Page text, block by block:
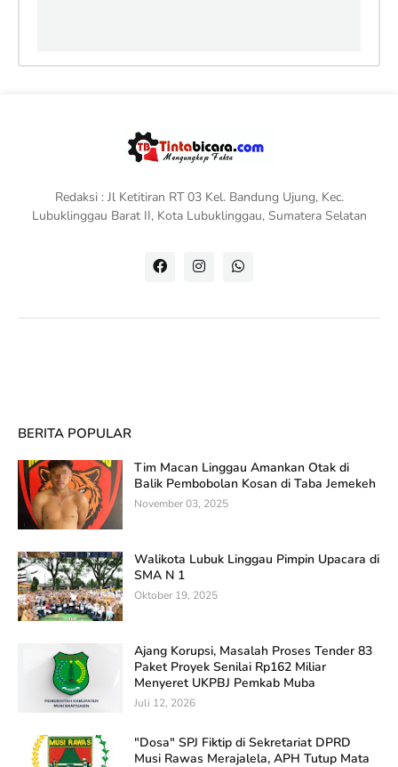
Redaksi : Jl Ketitiran RT 03 Kel. Bandung Ujung, Kec.
Lubuklinggau Barat II, Kota Lubuklinggau, Sumatera Selatan
BERITA POPULAR
Tim Macan Linggau Amankan Otak di
Balik Pembobolan Kosan di Taba Jemekeh
November 03, 2025
Walikota Lubuk Linggau Pimpin Upacara di
SMA N 1
Oktober 19, 2025
Ajang Korupsi, Masalah Proses Tender 83
Paket Proyek Senilai Rp162 Miliar
Menyeret UKPBJ Pemkab Muba
Juli 12, 2026
"Dosa" SPJ Fiktip di Sekretariat DPRD
Musi Rawas Merajalela, APH Tutup Mata